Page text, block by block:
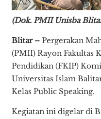
(Dok. PMII Unisba
Blitar – Pergerakan
(PMII) Rayon Fakultas
Pendidikan (FKIP)
Universitas Islam
Kelas Public Speaking.
Kegiatan ini digelar di